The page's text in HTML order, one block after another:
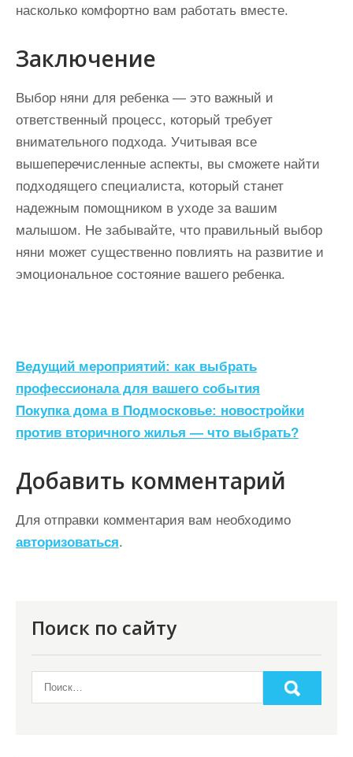
насколько комфортно вам работать вместе.
Заключение
Выбор няни для ребенка — это важный и
ответственный процесс, который требует
внимательного подхода. Учитывая все
вышеперечисленные аспекты, вы сможете найти
подходящего специалиста, который станет
надежным помощником в уходе за вашим
малышом. Не забывайте, что правильный выбор
няни может существенно повлиять на развитие и
эмоциональное состояние вашего ребенка.
Н
а
в
и
г
а
ц
и
Ведущий мероприятий: как выбрать
профессионала для вашего события
Покупка дома в Подмосковье: новостройки
против вторичного жилья — что выбрать?
Добавить комментарий
Для отправки комментария вам необходимо
авторизоваться.
Поиск по сайту